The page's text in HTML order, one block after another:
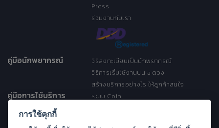
Press
ร่วมงานกับเรา
คู่มือนักพยากรณ์
วิธีลงทะเบียนเป็นนักพยากรณ์
วิธีการเริ่มใช้งานบน a ดวง
สร้างบริการอย่างไร ให้ลูกค้าสนใจ
คู่มือการใช้บริการ
ระบบ Coin
การใช้คุกกี้